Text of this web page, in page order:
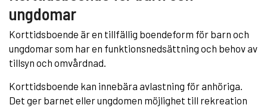
ungdomar
Korttidsboende är en tillfällig boendeform för barn och
ungdomar som har en funktionsnedsättning och behov av
tillsyn och omvårdnad.
Korttidsboende kan innebära avlastning för anhöriga.
Det ger barnet eller ungdomen möjlighet till rekreation